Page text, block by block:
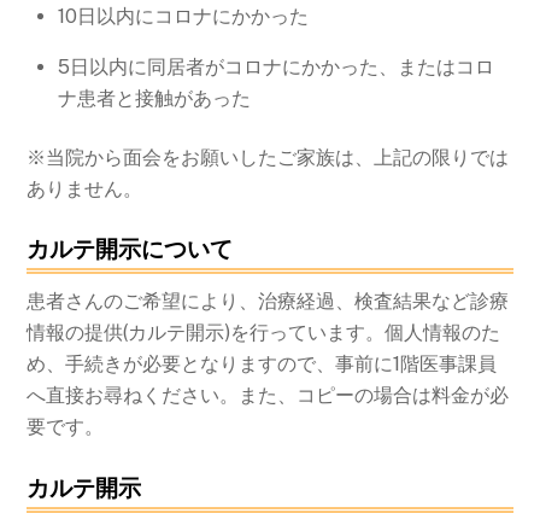
10日以内にコロナにかかった
5日以内に同居者がコロナにかかった、またはコロ
ナ患者と接触があった
※当院から面会をお願いしたご家族は、上記の限りでは
ありません。
カルテ開示について
患者さんのご希望により、治療経過、検査結果など診療
情報の提供(カルテ開示)を行っています。個人情報のた
め、手続きが必要となりますので、事前に1階医事課員
へ直接お尋ねください。また、コピーの場合は料金が必
要です。
カルテ開示